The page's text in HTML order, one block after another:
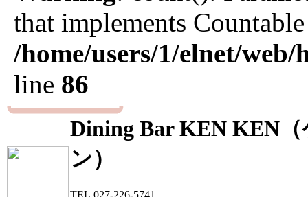
that implements
/home/users/1/elnet/
line 86
Dining Bar KEN KEN
ン）